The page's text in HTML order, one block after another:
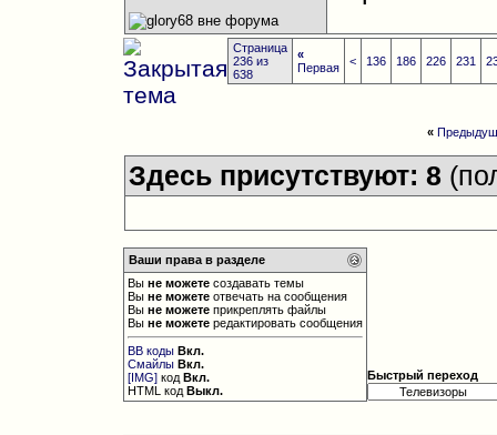
Страница
236 из
638
«
Первая
< 136 186 226 231
«
Здесь присутствуют: 8
Ваши права в разделе
Выне можете создавать темы
Выне можете отвечать на сообщения
Выне можете прикреплять файлы
Выне можете редактировать сообщения
BB коды Вкл.
Смайлы Вкл.
[IMG] кодВкл.
HTML кодВыкл.
Быстрый переход